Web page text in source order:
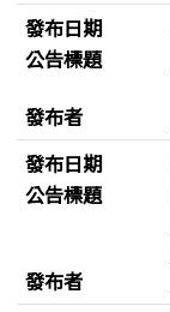
發布日期
公告標題
發布者
發布日期
公告標題
發布者